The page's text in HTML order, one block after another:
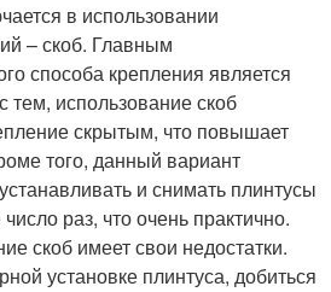
в использовании
– скоб. Главным
способа крепления является
тем, использование скоб
скрытым, что повышает
того, данный вариант
и снимать плинтусы
раз, что очень практично.
скоб имеет свои недостатки.
установке плинтуса, добиться